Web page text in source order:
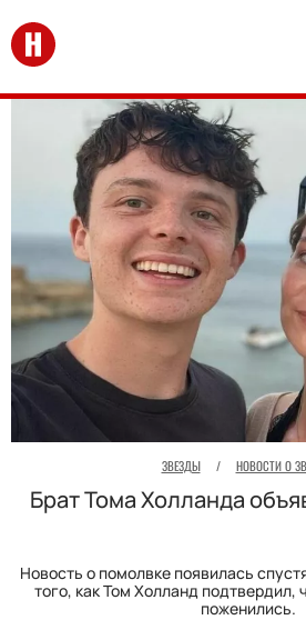
Перейти на главную
ЗВЕЗДЫ / НОВОСТИ О
Брат Тома Холланда
Новость о помолвке появилась
того, как Том Холланд подтвердил,
поженились.